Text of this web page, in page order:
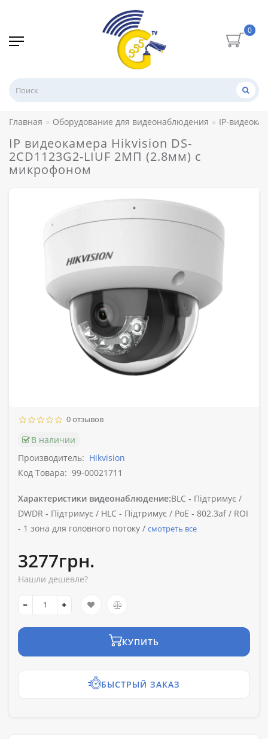
0
Главная Оборудование для видеонаблюдения IP-
IP видеокамера Hikvision DS-
2CD1123G2-LIUF 2МП (2.8мм) с
микрофоном
0 отзывов
В наличии
Производитель: Hikvision
Код Товара: 99-00021711
Характеристики видеонаблюдение:BLC - Підтримує /
DWDR - Підтримує / HLC - Підтримує / PoE - 802.3af / ROI
- 1 зона для головного потоку / смотреть все
3277грн.
Нашли дешевле?
КУПИТЬ
БЫСТРЫЙ ЗАКАЗ